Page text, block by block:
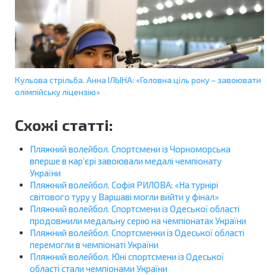
Кульова стрільба. Анна ІЛЬІНА: «Головна ціль року – завоювати
олімпійську ліцензію»
Схожі статті:
Пляжний волейбол. Спортсмени із Чорноморська
вперше в кар’єрі завоювали медалі чемпіонату
України
Пляжний волейбол. Софія РИЛОВА: «На турнірі
світового туру у Варшаві могли вийти у фінал»
Пляжний волейбол. Спортсмени із Одеської області
продовжили медальну серію на чемпіонатах України
Пляжний волейбол. Спортсменки із Одеської області
перемогли в чемпіонаті України
Пляжний волейбол. Юні спортсмени із Одеської
області стали чемпіонами України